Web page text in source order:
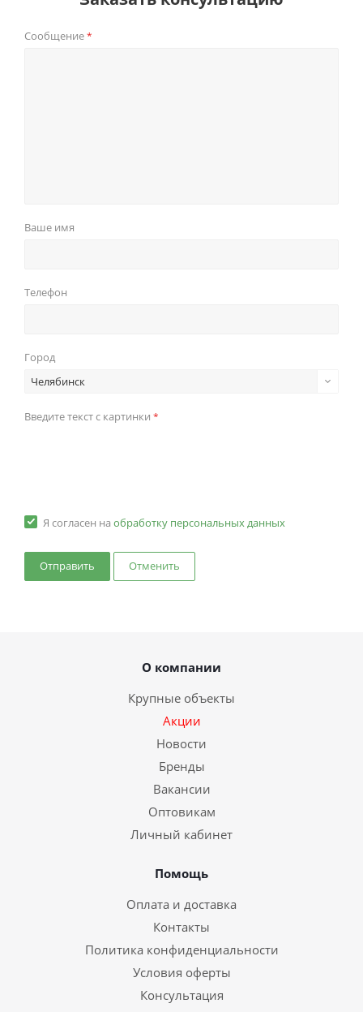
Сообщение*
Ваше имя
Телефон
Город
Челябинск
Введите текст с картинки *
Я согласен на обработку персональных данных
Отменить
О компании
Крупные объекты
Акции
Новости
Бренды
Вакансии
Оптовикам
Личный кабинет
Помощь
Оплата и доставка
Контакты
Политика конфиденциальности
Условия оферты
Консультация